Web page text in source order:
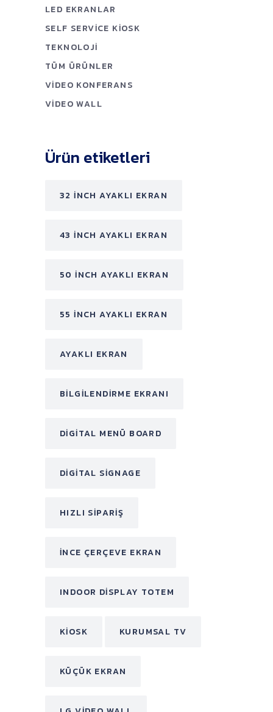
LED EKRANLAR
SELF SERVICE KIOSK
TEKNOLOJI
TÜM ÜRÜNLER
VIDEO KONFERANS
VIDEO WALL
Ürün etiketleri
32 INCH AYAKLI EKRAN
43 INCH AYAKLI EKRAN
50 INCH AYAKLI EKRAN
55 INCH AYAKLI EKRAN
AYAKLI EKRAN
BILGILENDIRME EKRANI
DIGITAL MENÜ BOARD
DIGITAL SIGNAGE
HIZLI SIPARIŞ
INCE ÇERÇEVE EKRAN
INDOOR DISPLAY TOTEM
KIOSK KURUMSAL TV
KÜÇÜK EKRAN